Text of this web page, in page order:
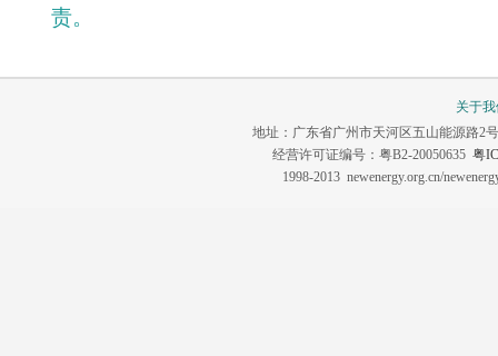
责。
关于
地址：广东省广州市天河区五山能源路2
经营许可证编号：粤B2-20050635 粤
1998-2013 newenergy.org.cn/